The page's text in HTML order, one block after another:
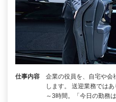
仕事内容
企業の役員を、自宅や会
します。 送迎業務では
～3時間。「今日の勤務